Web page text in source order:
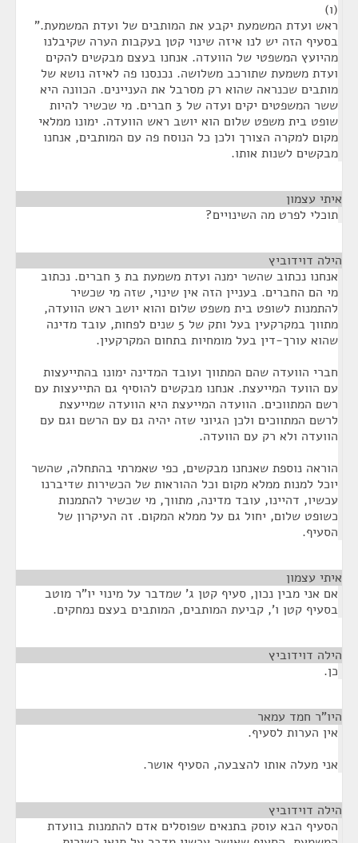
(ו)
ראש ועדת המשמעת יקבע את המותבים של ועדת המשמעת."
בסעיף הזה יש לנו איזה שינוי קטן בעקבות הערה שקיבלנו
מהיועץ המשפטי של הוועדה. אנחנו בעצם מבקשים להקים
ועדת משמעת שתורכב משלושה. נכנסנו פה לאיזה נושא של
מותבים שכנראה שהוא רק מסרבל את העניינים. הכוונה היא
ששר המשפטים יקים ועדה של 3 חברים. מי שכשיר להיות
שופט בית משפט שלום הוא יושב ראש הוועדה. ימונו ממלאי
מקום למקרה הצורך ולכן כל הנוסח פה עם המותבים, אנחנו
מבקשים לשנות אותו.
איתי עצמון
תוכלי לפרט מה השינויים?
הילה דוידוביץ
אנחנו נכתוב שהשר ימנה ועדת משמעת בת 3 חברים. נכתוב
מי הם החברים. בעניין הזה אין שינוי, שזה מי שכשיר
להתמנות לשופט בית משפט שלום והוא יושב ראש הוועדה,
מתווך במקרקעין בעל ותק של 5 שנים לפחות, עובד מדינה
שהוא עורך-דין בעל מומחיות בתחום המקרקעין.
חברי הוועדה שהם המתווך ועובד המדינה ימונו בהתייעצות
עם הוועד המייעצת. אנחנו מבקשים להוסיף גם התייעצות עם
רשם המתווכים. הוועדה המייעצת היא הוועדה שמייעצת
לרשם המתווכים ולכן הגיוני שזה יהיה גם עם הרשם וגם עם
הוועדה ולא רק עם הוועדה.
הוראה נוספת שאנחנו מבקשים, כפי שאמרתי בהתחלה, שהשר
יוכל למנות ממלא מקום וכל ההוראות של הכשירות שדיברנו
עכשיו, דהיינו, עובד מדינה, מתווך, מי שכשיר להתמנות
כשופט שלום, יחול גם על ממלא המקום. זה העיקרון של
הסעיף.
איתי עצמון
אם אני מבין נכון, סעיף קטן ג' שמדבר על מינוי יו"ר מוטב
בסעיף קטן ו', קביעת המותבים, המותבים בעצם נמחקים.
הילה דוידוביץ
כן.
היו"ר חמד עמאר
אין הערות לסעיף.
אני מעלה אותו להצבעה, הסעיף אושר.
הילה דוידוביץ
הסעיף הבא עוסק בתנאים שפוסלים אדם להתמנות בוועדת